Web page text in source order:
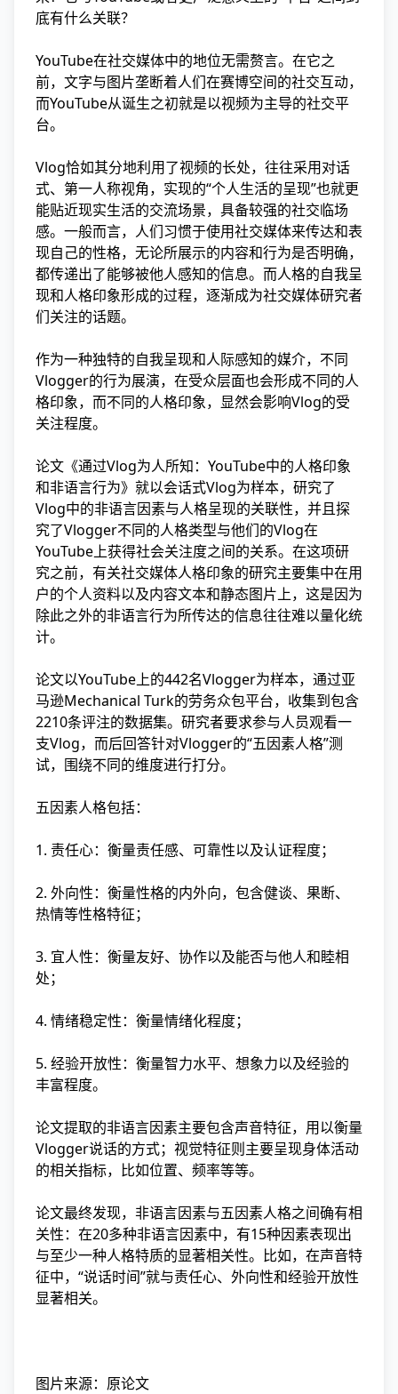
底有什么关联？
YouTube在社交媒体中的地位无需赘言。在它之
前，文字与图片垄断着人们在赛博空间的社交互动，
而YouTube从诞生之初就是以视频为主导的社交平
台。
Vlog恰如其分地利用了视频的长处，往往采用对话
式、第一人称视角，实现的“个人生活的呈现”也就更
能贴近现实生活的交流场景，具备较强的社交临场
感。一般而言，人们习惯于使用社交媒体来传达和表
现自己的性格，无论所展示的内容和行为是否明确，
都传递出了能够被他人感知的信息。而人格的自我呈
现和人格印象形成的过程，逐渐成为社交媒体研究者
们关注的话题。
作为一种独特的自我呈现和人际感知的媒介，不同
Vlogger的行为展演，在受众层面也会形成不同的人
格印象，而不同的人格印象，显然会影响Vlog的受
关注程度。
论文《通过Vlog为人所知：YouTube中的人格印象
和非语言行为》就以会话式Vlog为样本，研究了
Vlog中的非语言因素与人格呈现的关联性，并且探
究了Vlogger不同的人格类型与他们的Vlog在
YouTube上获得社会关注度之间的关系。在这项研
究之前，有关社交媒体人格印象的研究主要集中在用
户的个人资料以及内容文本和静态图片上，这是因为
除此之外的非语言行为所传达的信息往往难以量化统
计。
论文以YouTube上的442名Vlogger为样本，通过亚
马逊Mechanical Turk的劳务众包平台，收集到包含
2210条评注的数据集。研究者要求参与人员观看一
支Vlog，而后回答针对Vlogger的“五因素人格”测
试，围绕不同的维度进行打分。
五因素人格包括：
1. 责任心：衡量责任感、可靠性以及认证程度；
2. 外向性：衡量性格的内外向，包含健谈、果断、
热情等性格特征；
3. 宜人性：衡量友好、协作以及能否与他人和睦相
处；
4. 情绪稳定性：衡量情绪化程度；
5. 经验开放性：衡量智力水平、想象力以及经验的
丰富程度。
论文提取的非语言因素主要包含声音特征，用以衡量
Vlogger说话的方式；视觉特征则主要呈现身体活动
的相关指标，比如位置、频率等等。
论文最终发现，非语言因素与五因素人格之间确有相
关性：在20多种非语言因素中，有15种因素表现出
与至少一种人格特质的显著相关性。比如，在声音特
征中，“说话时间”就与责任心、外向性和经验开放性
显著相关。
图片来源：原论文